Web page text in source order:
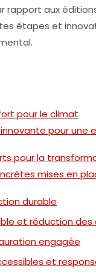
rapport aux
étapes et
pour le climat
pour une
pour la
mises en
durable
et réduction des
engagée
et